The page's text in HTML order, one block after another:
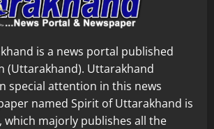
is a news portal published
(Uttarakhand). Uttarakhand
special attention in this news
named Spirit of Uttarakhand is
which majorly publishes all the